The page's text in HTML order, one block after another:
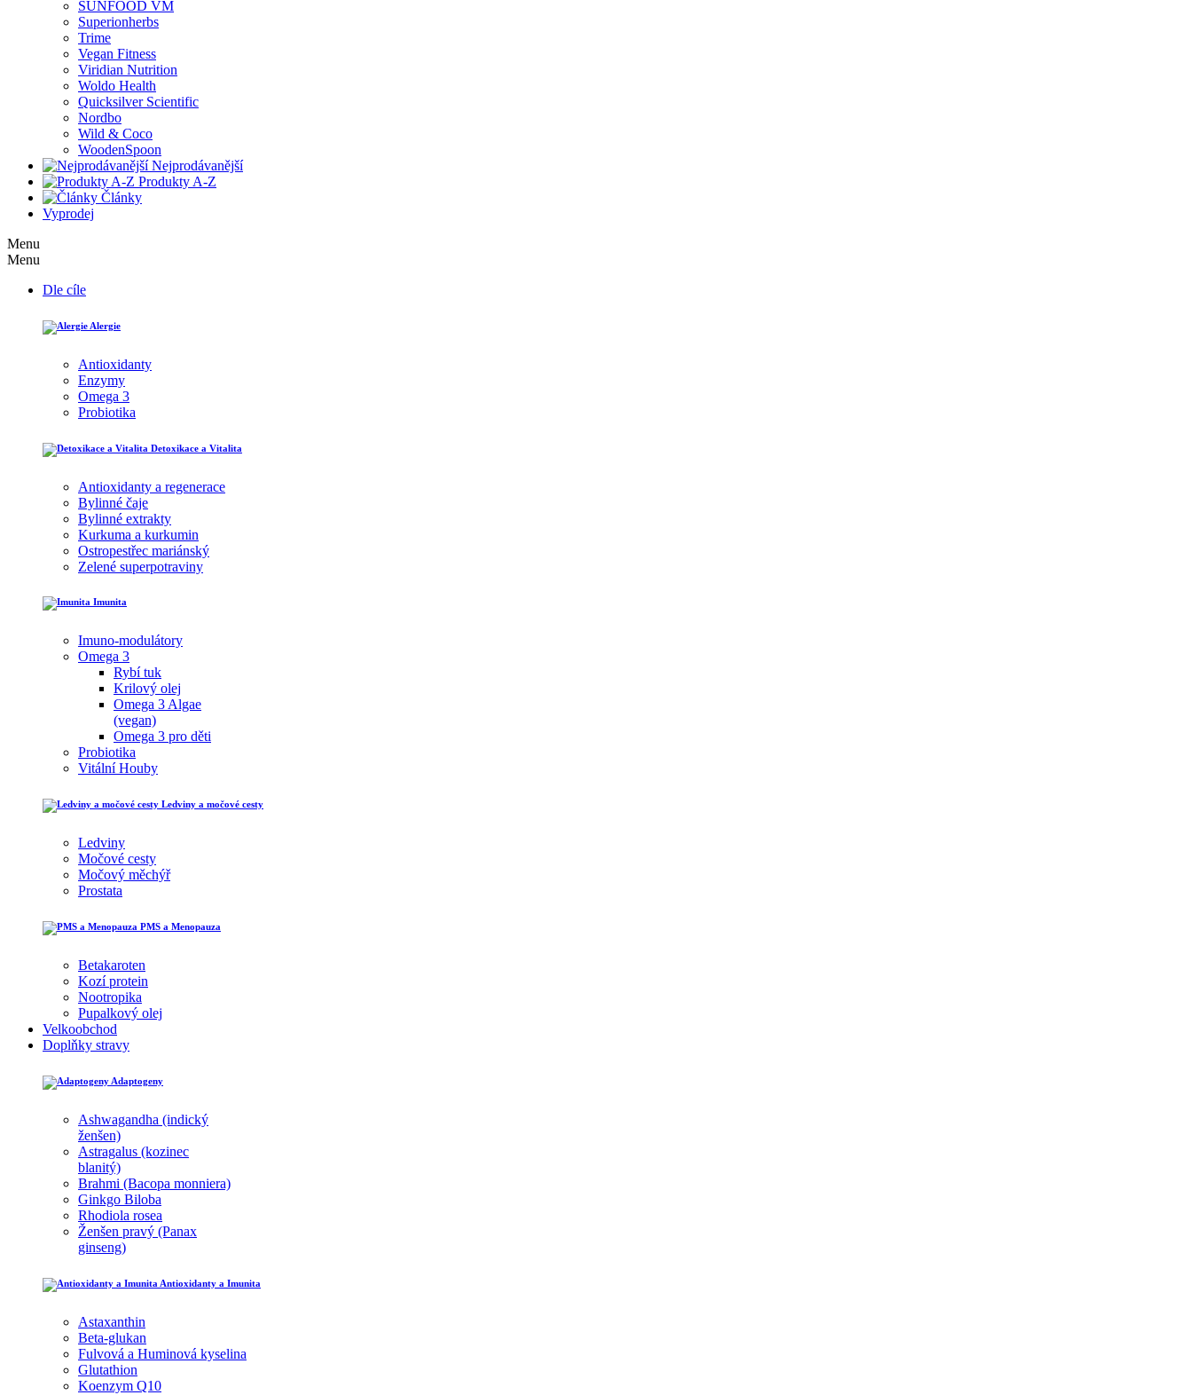
SUNFOOD VM
Superionherbs
Trime
Vegan Fitness
Viridian Nutrition
Woldo Health
Quicksilver Scientific
Nordbo
Wild & Coco
WoodenSpoon
Nejprodávanější
Produkty A-Z
Články
Vyprodej
Menu
Menu
Dle cíle
Alergie
Antioxidanty
Enzymy
Omega 3
Probiotika
Detoxikace a Vitalita
Antioxidanty a regenerace
Bylinné čaje
Bylinné extrakty
Kurkuma a kurkumin
Ostropestřec mariánský
Zelené superpotraviny
Imunita
Imuno-modulátory
Omega 3
Rybí tuk
Krilový olej
Omega 3 Algae
(vegan)
Omega 3 pro děti
Probiotika
Vitální Houby
Ledviny a močové cesty
Ledviny
Močové cesty
Močový měchýř
Prostata
PMS a Menopauza
Betakaroten
Kozí protein
Nootropika
Pupalkový olej
Velkoobchod
Doplňky stravy
Adaptogeny
Ashwagandha (indický
ženšen)
Astragalus (kozinec
blanitý)
Brahmi (Bacopa monniera)
Ginkgo Biloba
Rhodiola rosea
Ženšen pravý (Panax
ginseng)
Antioxidanty a Imunita
Astaxanthin
Beta-glukan
Fulvová a Huminová kyselina
Glutathion
Koenzym Q10